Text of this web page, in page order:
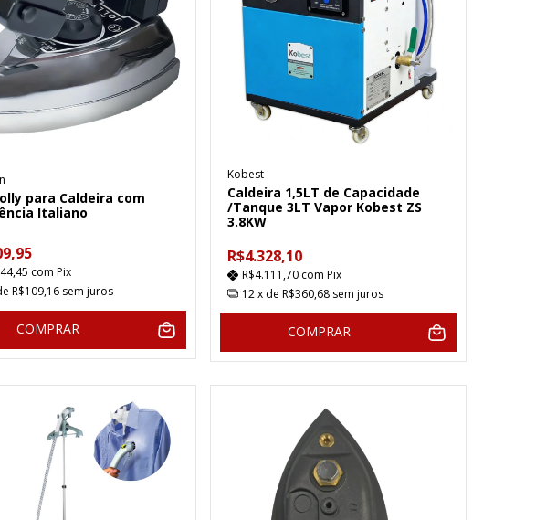
para Caldeira com
Italiano
com Pix
R$109,16 sem juros
COMPRAR
Kobest
Caldeira 1,5LT de Capacidade
/Tanque 3LT Vapor Kobest ZS
3.8KW
R$4.328,10
R$4.111,70 com Pix
12x de R$360,68 sem juros
COMPRAR